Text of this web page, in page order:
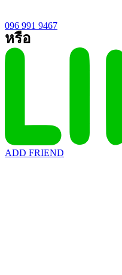
096 991 9467
หรือ
ADD FRIEND